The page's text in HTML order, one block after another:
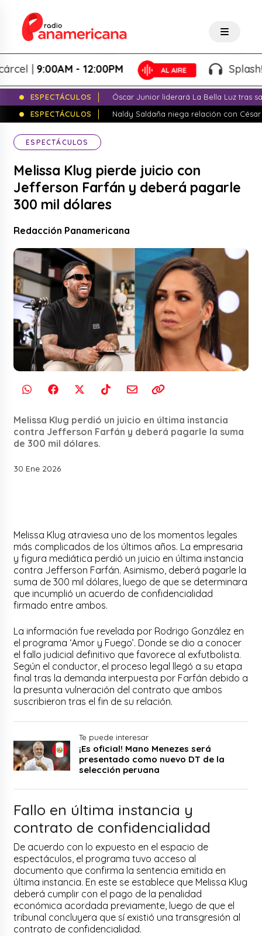
|9:00AM - 12:00PM Splash! -
ESPECTÁCULOS
Óscar Junior liderará La Bella Luz tras
ESPECTÁCULOS
Naldy Saldaña niega relación con
ESPECTÁCULOS
Melissa Klug pierde juicio con
Jefferson Farfán y deberá pagarle
300 mil dólares
Redacción Panamericana
Melissa Klug perdió un juicio en última instancia
contra Jefferson Farfán y deberá pagarle la suma
de 300 mil dólares.
30 Ene 2026
Melissa Klug atraviesa uno de los momentos legales
más complicados de los últimos años. La empresaria
y figura mediática perdió un juicio en última instancia
contra Jefferson Farfán. Asimismo, deberá pagarle la
suma de 300 mil dólares, luego de que se determinara
que incumplió un acuerdo de confidencialidad
firmado entre ambos.
La información fue revelada por Rodrigo González en
el programa ‘Amor y Fuego’. Donde se dio a conocer
el fallo judicial definitivo que favorece al exfutbolista.
Según el conductor, el proceso legal llegó a su etapa
final tras la demanda interpuesta por Farfán debido a
la presunta vulneración del contrato que ambos
suscribieron tras el fin de su relación.
Te puede interesar
¡Es oficial! Mano Menezes será
presentado como nuevo DT de la
selección peruana
Fallo en última instancia y
contrato de confidencialidad
De acuerdo con lo expuesto en el espacio de
espectáculos, el programa tuvo acceso al
documento que confirma la sentencia emitida en
última instancia. En este se establece que Melissa Klug
deberá cumplir con el pago de la penalidad
económica acordada previamente, luego de que el
tribunal concluyera que sí existió una transgresión al
contrato de confidencialidad.